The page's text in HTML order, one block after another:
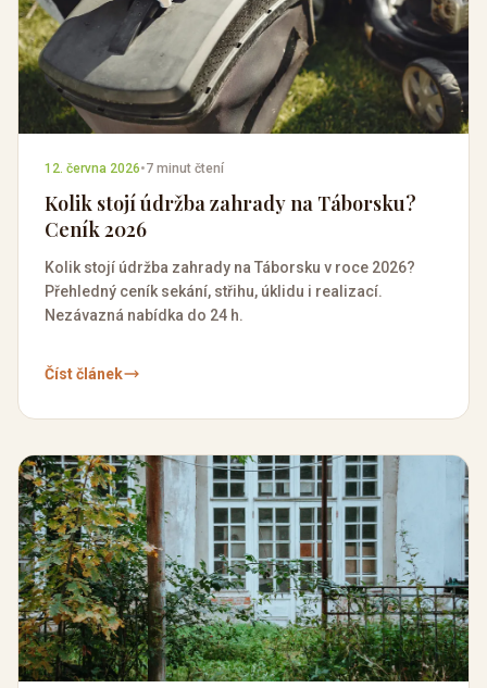
12. června 2026•7 minut čtení
Kolik stojí údržba zahrady na Táborsku?
Ceník 2026
Kolik stojí údržba zahrady na Táborsku v roce 2026?
Přehledný ceník sekání, střihu, úklidu i realizací.
Nezávazná nabídka do 24 h.
Číst článek